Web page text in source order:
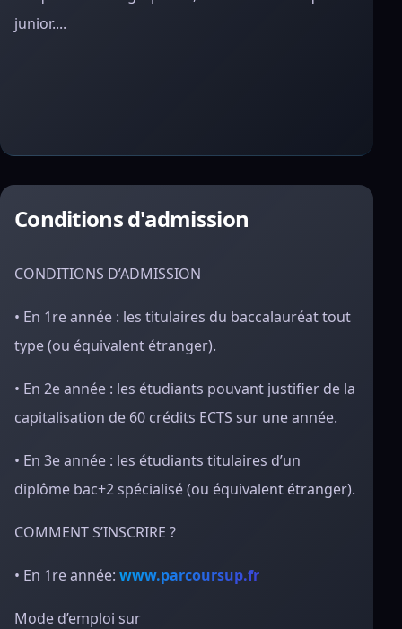
junior....
Conditions d'admission
CONDITIONS D’ADMISSION
• En 1re année : les titulaires du baccalauréat tout
type (ou équivalent étranger).
• En 2e année : les étudiants pouvant justifier de la
capitalisation de 60 crédits ECTS sur une année.
• En 3e année : les étudiants titulaires d’un
diplôme bac+2 spécialisé (ou équivalent étranger).
COMMENT S’INSCRIRE ?
• En 1re année: www.parcoursup.fr
Mode d’emploi sur